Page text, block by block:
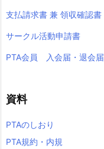
支払請求書 兼 領収確認書
サークル活動申請書
PTA会員 入会届・退会届
資料
PTAのしおり
PTA規約・内規